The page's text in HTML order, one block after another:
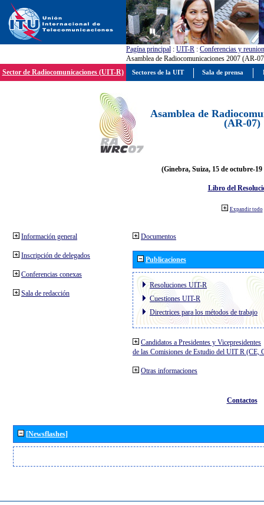
Pagína principal : UIT-R : Conferencias y
Asamblea de Radiocomunicaciones 2007 (AR-
Sector de Radiocomunicaciones (UIT-R)
Asamblea de
(AR-07)
(Ginebra, Suiza, 15 de octubre-19
Libro del
Expandir todo
Información general
Inscripción de delegados
Conferencias conexas
Sala de redacción
Documentos
Publicaciones
Resoluciones UIT-R
Cuestiones UIT-R
Directrices para los métodos de trabajo
Candidatos a Presidentes y Vicepresidentes
de las Comisiones de Estudio del UIT R (CE,
Otras informaciones
Contactos
[Newsflashes]
Sectores de la UIT Sala de prensa